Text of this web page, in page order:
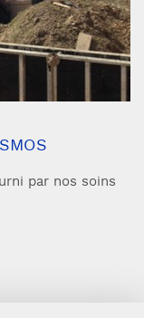
par nos soins